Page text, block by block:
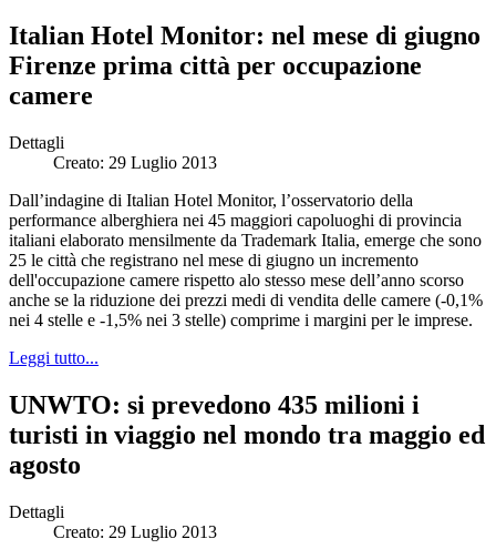
Italian Hotel Monitor: nel mese di giugno
Firenze prima città per occupazione
camere
Dettagli
Creato: 29 Luglio 2013
Dall’indagine di Italian Hotel Monitor, l’osservatorio della
performance alberghiera nei 45 maggiori capoluoghi di provincia
italiani elaborato mensilmente da Trademark Italia, emerge che sono
25 le città che registrano nel mese di giugno un incremento
dell'occupazione camere rispetto alo stesso mese dell’anno scorso
anche se la riduzione dei prezzi medi di vendita delle camere (-0,1%
nei 4 stelle e -1,5% nei 3 stelle) comprime i margini per le imprese.
Leggi tutto...
UNWTO: si prevedono 435 milioni i
turisti in viaggio nel mondo tra maggio ed
agosto
Dettagli
Creato: 29 Luglio 2013